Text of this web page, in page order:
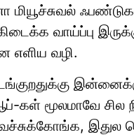
மியூச்சுவல்
வாய்ப்பு
எளிய வழி.
கள் மூலமாவே
இதுல